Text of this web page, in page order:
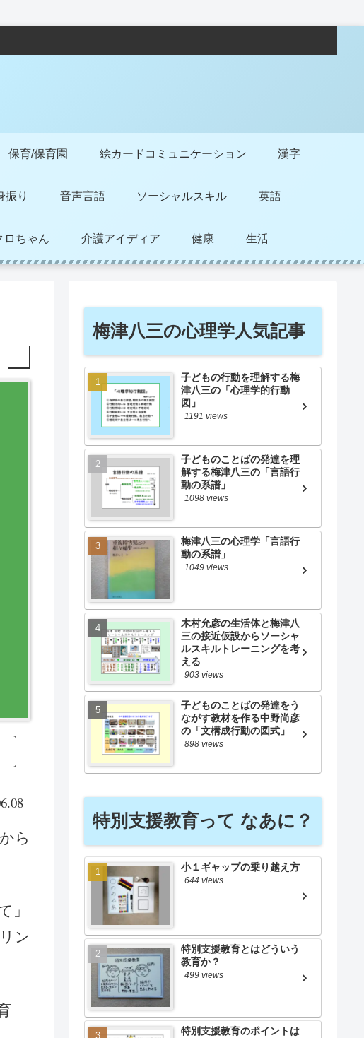
保育/保育園 絵カードコミュニケーション 漢字
振り 音声言語 ソーシャルスキル 英語
ロちゃん 介護アイディア 健康 生活
ら
」
ン
梅津八三の心理学人気記事
子どもの行動を理解する梅
津八三の「心理学的行動
図」
1191 views
子どものことばの発達を理
解する梅津八三の「言語行
動の系譜」
1098 views
梅津八三の心理学「言語行
動の系譜」
1049 views
木村允彦の生活体と梅津八
三の接近仮設からソーシャ
ルスキルトレーニングを考
える
903 views
子どものことばの発達をう
ながす教材を作る中野尚彦
の「文構成行動の図式」
898 views
特別支援教育って なあに？
小１ギャップの乗り越え方
644 views
特別支援教育とはどういう
教育か？
499 views
特別支援教育のポイントは